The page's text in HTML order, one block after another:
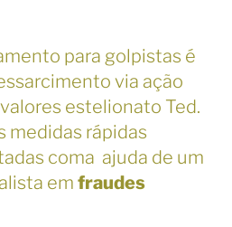
para golpistas é
via ação
estelionato Ted.
medidas rápidas
coma ajuda de um
em fraudes